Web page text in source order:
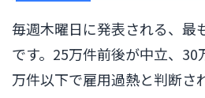
毎週木曜日に発表される、最
です。25万件前後が中立、
万件以下で雇用過熱と判断さ